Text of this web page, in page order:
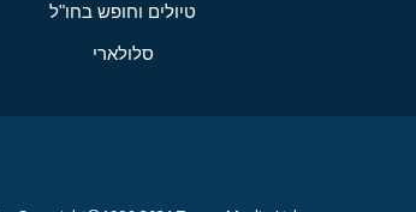
טיולים וחופש בחו"ל
סלולארי